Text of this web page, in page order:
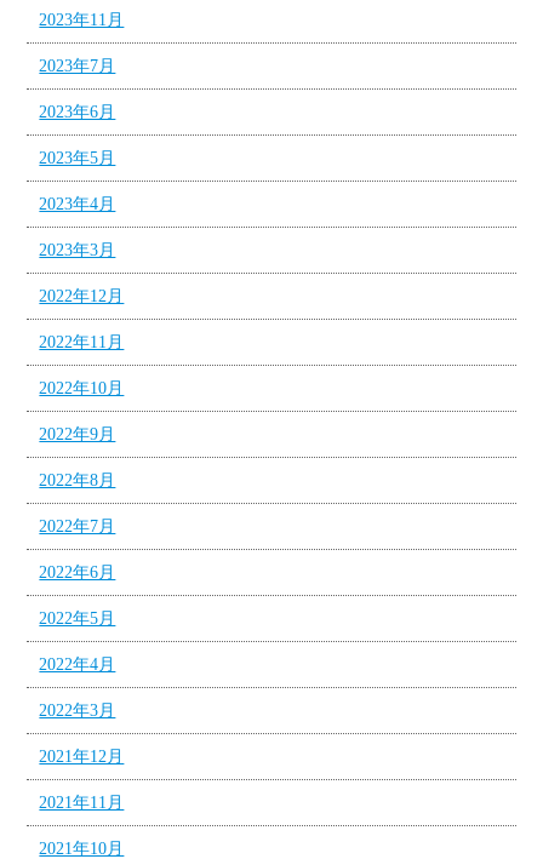
2023年11月
2023年7月
2023年6月
2023年5月
2023年4月
2023年3月
2022年12月
2022年11月
2022年10月
2022年9月
2022年8月
2022年7月
2022年6月
2022年5月
2022年4月
2022年3月
2021年12月
2021年11月
2021年10月